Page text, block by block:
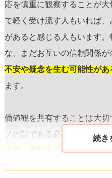
応を慎重に観察することが
て軽く受け流す人もいれば
があると感じる人もいます
な、まだお互いの信頼関係が
不安や疑念を生む可能性があ
ます。
価値観を共有することは大
ノの話である必要はありませ
え方、趣味や人生観を通じて